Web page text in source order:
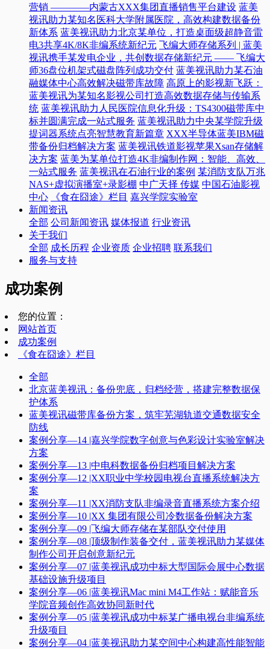
营销 ————内蒙古XXX集团直播销售平台建设 蓝美
视讯助力某知名医科大学附属医院，高效构建数据备份
新体系 蓝美视讯助力北京某单位，打造桌面级超静音雷
电3共享4K/8K非编系统新纪元 飞编大师存储系列 | 蓝美
视讯携手某发电企业，共创数据存储新纪元 —— 飞编大
师36盘位机架式磁盘阵列成功交付 蓝美视讯助力某石油
融媒体中心高效解决磁带库故障 高原上的影视新飞跃：
蓝美视讯为某知名影视公司打造高效数据存储与传输系
统 蓝美视讯助力人民医院信息化升级：TS4300磁带库中
标并圆满完成一站式服务 蓝美视讯助力中央某学院升级
提词器系统点亮智慧教育新篇章 XXX半导体蓝美IBM磁
带备份归档解决方案 蓝美视讯铁道影视苹果Xsan存储解
决方案 蓝美为某单位打造4K非编制作网：智能、高效、
一站式服务 蓝美视讯在石油行业的案例 某消防支队万兆
NAS+虚拟演播室+录影棚 中广天择 传媒 中国石油影视
中心
《食在囧途》栏目 嘉兴学院实验室
新闻资讯
全部 公司新闻资讯 媒体报道 行业资讯
关于我们
全部 成长历程 企业资质 企业招聘 联系我们
服务与支持
成功案例
您的位置：
网站首页
成功案例
《食在囧途》栏目
全部
北京蓝美视讯：备份兜底，归档经营，搭建完整数据保
护体系
蓝美视讯磁带库备份方案，筑牢芜湖轨道交通数据安全
防线
案例分享—14 |嘉兴学院数字创意与色彩设计实验室解决
方案
案例分享—13 |中电科数据备份归档项目解决方案
案例分享—12 |XX职业中学校园电视台直播系统解决方
案
案例分享—11 |XX消防支队非编录音直播系统方案介绍
案例分享—10 |XX 集团有限公司冷数据备份解决方案
案例分享—09 |飞编大师存储在某部队交付使用
案例分享—08 |顶级制作装备交付，蓝美视讯助力某媒体
制作公司开启创意新纪元
案例分享—07 |蓝美视讯成功中标大型国际会展中心数据
基础设施升级项目
案例分享—06 |蓝美视讯Mac mini M4工作站：赋能音乐
学院音频创作高效协同新时代​
案例分享—05 |蓝美视讯成功中标某广播电视台非编系统
升级项目​
案例分享—04 |蓝美视讯助力某空间中心构建高性能智能